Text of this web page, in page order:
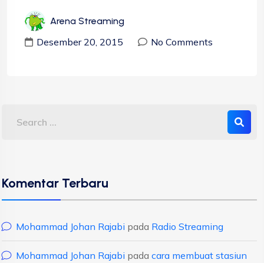
Arena Streaming
Desember 20, 2015 No Comments
Komentar Terbaru
Mohammad Johan Rajabi pada Radio Streaming
Mohammad Johan Rajabi pada cara membuat stasiun